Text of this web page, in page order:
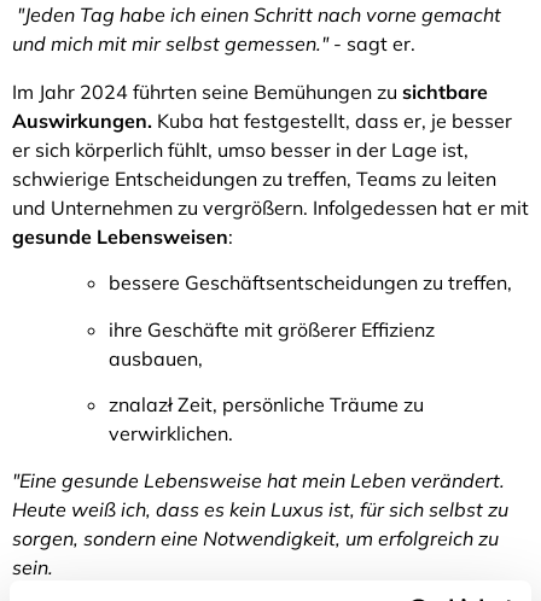
"Jeden Tag habe ich einen Schritt nach vorne gemacht
und mich mit mir selbst gemessen."- sagt er.
Im Jahr 2024 führten seine Bemühungen zu sichtbare
Auswirkungen. Kuba hat festgestellt, dass er, je besser
er sich körperlich fühlt, umso besser in der Lage ist,
schwierige Entscheidungen zu treffen, Teams zu leiten
und Unternehmen zu vergrößern. Infolgedessen hat er mit
gesunde Lebensweisen:
bessere Geschäftsentscheidungen zu treffen,
ihre Geschäfte mit größerer Effizienz
ausbauen,
znalazł Zeit, persönliche Träume zu
verwirklichen.
"Eine gesunde Lebensweise hat mein Leben verändert.
Heute weiß ich, dass es kein Luxus ist, für sich selbst zu
sorgen, sondern eine Notwendigkeit, um erfolgreich zu
sein.